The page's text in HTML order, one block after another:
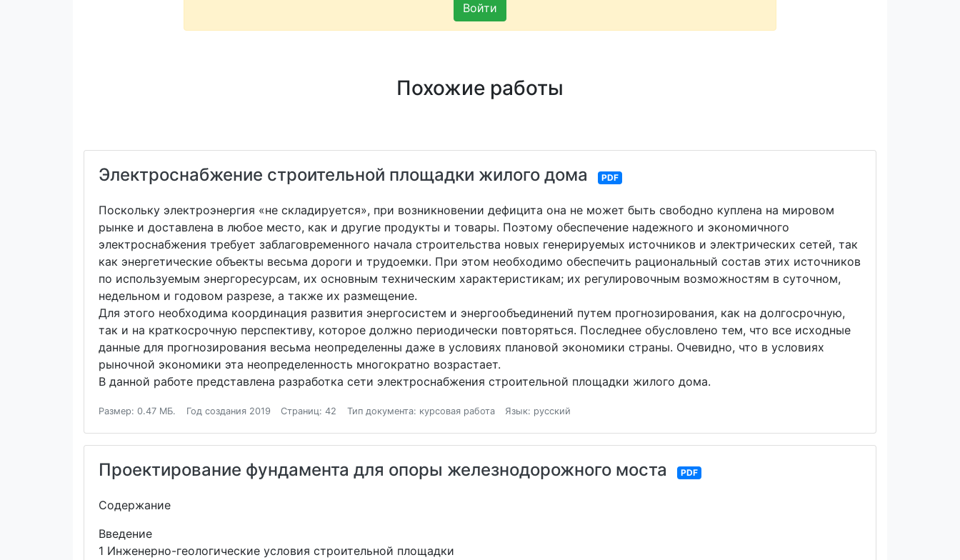
Войти
Похожие работы
Электроснабжение строительной площадки жилого дома PDF
Поскольку электроэнергия «не складируется», при возникновении дефицита она не может быть свободно куплена на мировом
рынке и доставлена в любое место, как и другие продукты и товары. Поэтому обеспечение надежного и экономичного
электроснабжения требует заблаговременного начала строительства новых генерируемых источников и электрических сетей, так
как энергетические объекты весьма дороги и трудоемки. При этом необходимо обеспечить рациональный состав этих источников
по используемым энергоресурсам, их основным техническим характеристикам; их регулировочным возможностям в суточном,
недельном и годовом разрезе, а также их размещение.
Для этого необходима координация развития энергосистем и энергообъединений путем прогнозирования, как на долгосрочную,
так и на краткосрочную перспективу, которое должно периодически повторяться. Последнее обусловлено тем, что все исходные
данные для прогнозирования весьма неопределенны даже в условиях плановой экономики страны. Очевидно, что в условиях
рыночной экономики эта неопределенность многократно возрастает.
В данной работе представлена разработка сети электроснабжения строительной площадки жилого дома.
Размер: 0.47 МБ. Год создания 2019 Страниц: 42 Тип документа: курсовая работа Язык: русский
Проектирование фундамента для опоры железнодорожного моста PDF
Содержание
Введение
1 Инженерно-геологические условия строительной площадки